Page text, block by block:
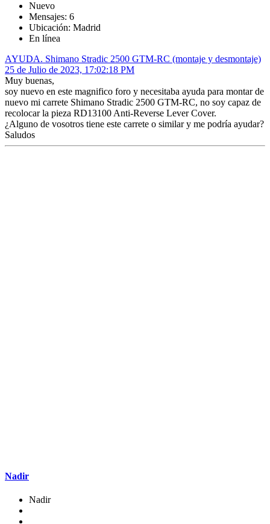
Nuevo
Mensajes: 6
Ubicación: Madrid
En línea
AYUDA. Shimano Stradic 2500 GTM-RC (montaje y desmontaje)
25 de Julio de 2023, 17:02:18 PM
Muy buenas,
soy nuevo en este magnifico foro y necesitaba ayuda para montar de
nuevo mi carrete Shimano Stradic 2500 GTM-RC, no soy capaz de
recolocar la pieza RD13100 Anti-Reverse Lever Cover.
¿Alguno de vosotros tiene este carrete o similar y me podría ayudar?
Saludos
Nadir
Nadir